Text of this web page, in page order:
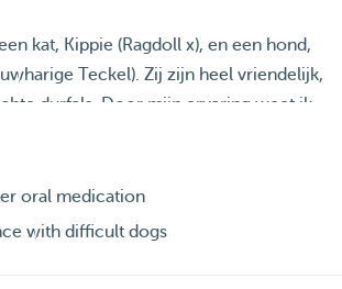
kat, Kippie (Ragdoll x), en een hond,
Teckel). Zij zijn heel vriendelijk,
durfals. Door mijn ervaring weet ik
duidelijk, rustig en liefdevol met dieren
ik ook graag met ze.
oral medication
with difficult dogs